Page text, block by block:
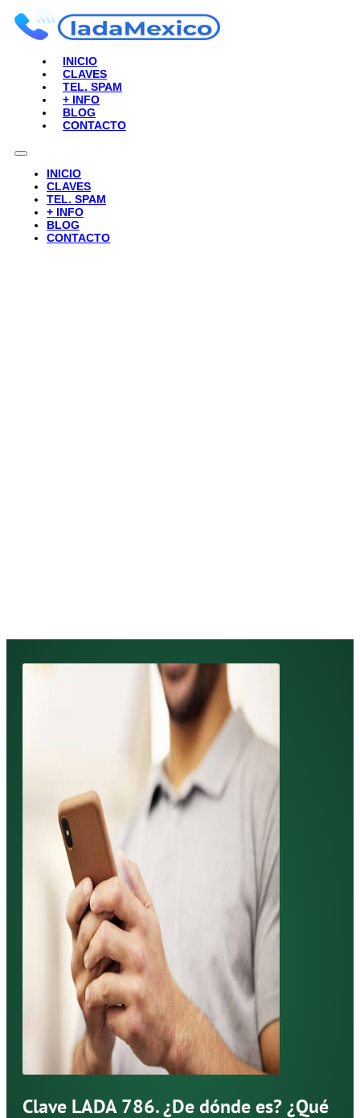
INICIO
CLAVES
TEL. SPAM
+ INFO
BLOG
CONTACTO
INICIO
CLAVES
TEL. SPAM
+ INFO
BLOG
CONTACTO
Clave LADA 786. ¿De dónde es? ¿Qué